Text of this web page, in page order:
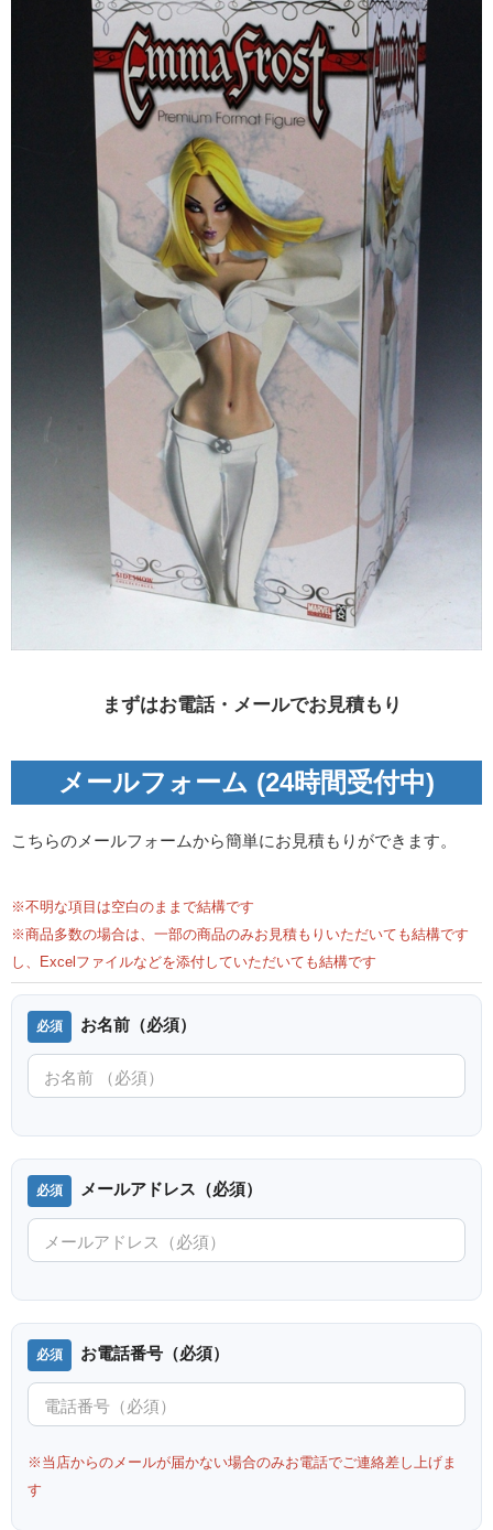
まずはお電話・メールでお見積もり
メールフォーム (24時間受付中)
こちらのメールフォームから簡単にお見積もりができます。
※不明な項目は空白のままで結構です
※商品多数の場合は、一部の商品のみお見積もりいただいても結構です
し、Excelファイルなどを添付していただいても結構です
お名前（必須）
メールアドレス（必須）
お電話番号（必須）
※当店からのメールが届かない場合のみお電話でご連絡差し上げま
す